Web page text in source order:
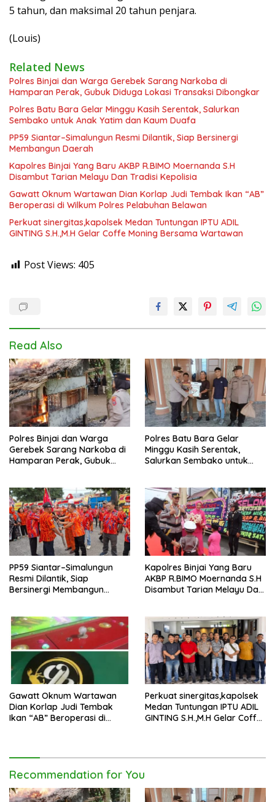
5 tahun, dan maksimal 20 tahun penjara.
(Louis)
Related News
Polres Binjai dan Warga Gerebek Sarang Narkoba di
Hamparan Perak, Gubuk Diduga Lokasi Transaksi Dibongkar
Polres Batu Bara Gelar Minggu Kasih Serentak, Salurkan
Sembako untuk Anak Yatim dan Kaum Duafa
PP59 Siantar–Simalungun Resmi Dilantik, Siap Bersinergi
Membangun Daerah
Kapolres Binjai Yang Baru AKBP R.BIMO Moernanda S.H
Disambut Tarian Melayu Dan Tradisi Kepolisia
Gawatt Oknum Wartawan Dian Korlap Judi Tembak Ikan “AB”
Beroperasi di Wilkum Polres Pelabuhan Belawan
Perkuat sinergitas,kapolsek Medan Tuntungan IPTU ADIL
GINTING S.H.,M.H Gelar Coffe Moning Bersama Wartawan
Post Views: 405
Read Also
Polres Binjai dan Warga
Gerebek Sarang Narkoba di
Hamparan Perak, Gubuk
Polres Batu Bara Gelar
Minggu Kasih Serentak,
Salurkan Sembako untuk
PP59 Siantar–Simalungun
Resmi Dilantik, Siap
Bersinergi Membangun
Kapolres Binjai Yang Baru
AKBP R.BIMO Moernanda S.H
Disambut Tarian Melayu Dan
Gawatt Oknum Wartawan
Dian Korlap Judi Tembak
Ikan “AB” Beroperasi di
Perkuat sinergitas,kapolsek
Medan Tuntungan IPTU ADIL
GINTING S.H.,M.H Gelar Coffe
Recommendation for You